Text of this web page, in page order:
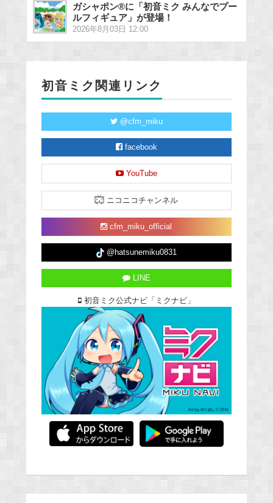
ガシャポン®に「初音ミク みんなでプー
ルフィギュア」が登場！
2026年8月03日 12:00
初音ミク関連リンク
@cfm_miku
facebook
YouTube
ニコニコチャンネル
cfm_miku_official
@hatsunemiku0831
LINE
初音ミク公式ナビ「ミクナビ」